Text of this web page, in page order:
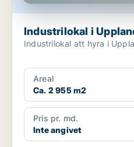
Industrilokal i
Industrilokal att hyra i
Areal
Ca. 2 955 m2
Pris pr. md.
Inte angivet